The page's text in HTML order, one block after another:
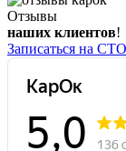
Отзывы
наших клиентов!
Записаться на СТО